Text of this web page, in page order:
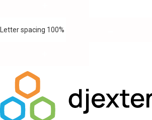
Letter spacing 100%